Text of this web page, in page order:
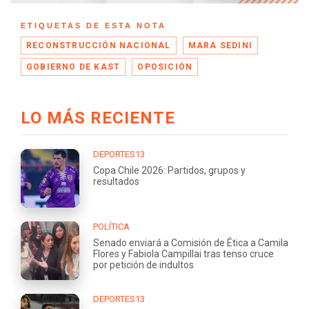
ETIQUETAS DE ESTA NOTA
RECONSTRUCCIÓN NACIONAL MARA SEDINI
GOBIERNO DE KAST OPOSICIÓN
LO MÁS RECIENTE
DEPORTES13
Copa Chile 2026: Partidos, grupos y
resultados
POLÍTICA
Senado enviará a Comisión de Ética a Camila
Flores y Fabiola Campillai tras tenso cruce
por petición de indultos
DEPORTES13